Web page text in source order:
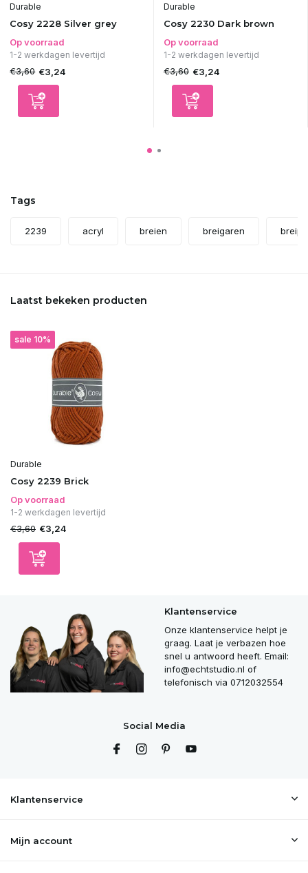
Durable
Cosy 2228 Silver grey
Op voorraad
1-2 werkdagen levertijd
€3,60 €3,24
Durable
Cosy 2230 Dark brown
Op voorraad
1-2 werkdagen levertijd
€3,60 €3,24
Tags
2239 acryl breien breigaren
Laatst bekeken producten
sale 10%
Durable
Cosy 2239 Brick
Op voorraad
1-2 werkdagen levertijd
€3,60 €3,24
Klantenservice
Onze klantenservice helpt je
graag. Laat je verbazen hoe
snel u antwoord heeft. Email:
info@echtstudio.nl of
telefonisch via 0712032554
Social Media
Klantenservice
Mijn account